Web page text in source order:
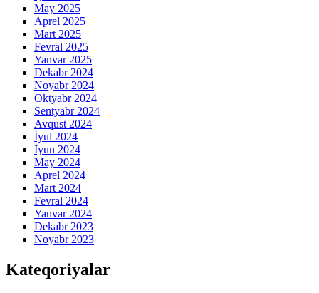
May 2025
Aprel 2025
Mart 2025
Fevral 2025
Yanvar 2025
Dekabr 2024
Noyabr 2024
Oktyabr 2024
Sentyabr 2024
Avqust 2024
İyul 2024
İyun 2024
May 2024
Aprel 2024
Mart 2024
Fevral 2024
Yanvar 2024
Dekabr 2023
Noyabr 2023
Kateqoriyalar